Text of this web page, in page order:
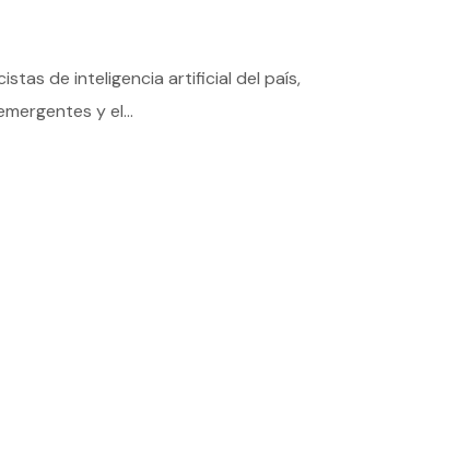
de inteligencia artificial del país,
y el...